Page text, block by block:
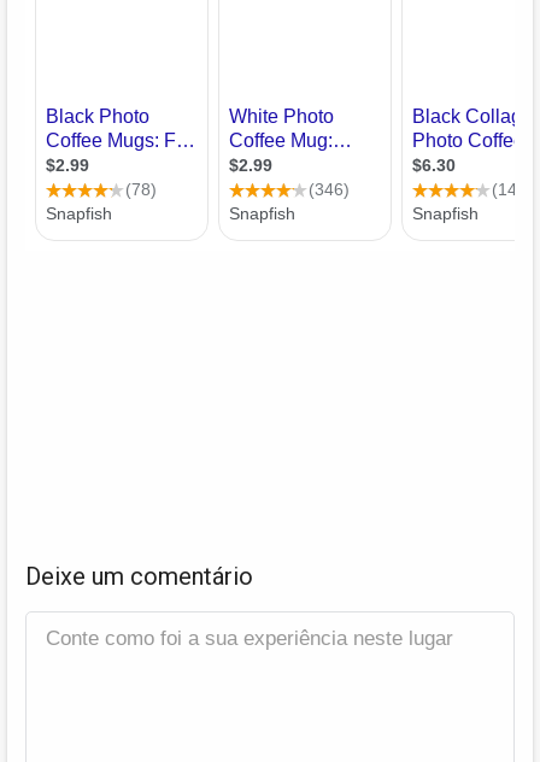
Deixe um comentário